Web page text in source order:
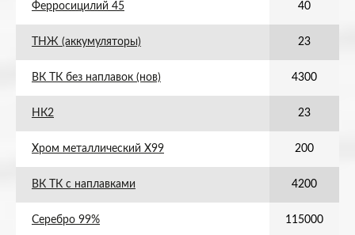
Ферросицилий 45 40
ТНЖ (аккумуляторы) 23
ВК ТК без наплавок (нов) 4300
НК2 23
Хром металлический Х99 200
ВК ТК с наплавками 4200
Серебро 99% 115000